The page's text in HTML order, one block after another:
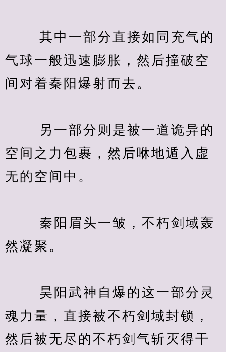
其中一部分直接如同充气的
气球一般迅速膨胀，然后撞破空
间对着秦阳爆射而去。
另一部分则是被一道诡异的
空间之力包裹，然后咻地遁入虚
无的空间中。
秦阳眉头一皱，不朽剑域轰
然凝聚。
昊阳武神自爆的这一部分灵
魂力量，直接被不朽剑域封锁，
然后被无尽的不朽剑气斩灭得干